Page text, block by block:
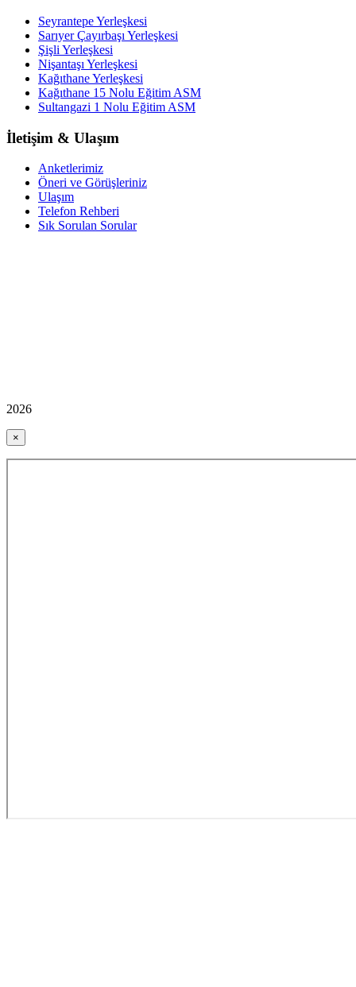
Seyrantepe Yerleşkesi
Sarıyer Çayırbaşı Yerleşkesi
Şişli Yerleşkesi
Nişantaşı Yerleşkesi
Kağıthane Yerleşkesi
Kağıthane 15 Nolu Eğitim ASM
Sultangazi 1 Nolu Eğitim ASM
İletişim & Ulaşım
Anketlerimiz
Öneri ve Görüşleriniz
Ulaşım
Telefon Rehberi
Sık Sorulan Sorular
2026
×